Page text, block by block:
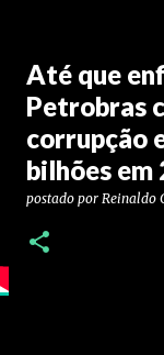
Até que
Petrobras
corrupção
bilhões em
postado por Reinaldo